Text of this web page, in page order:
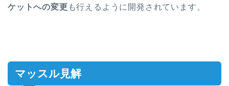
ケットへの変更 も行えるように開発されています。
マッスル見解